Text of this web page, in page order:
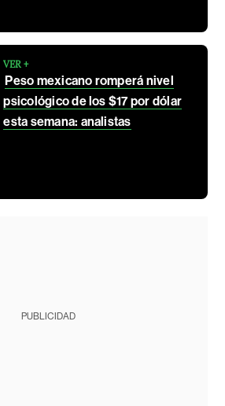
VER +
Peso mexicano romperá nivel
psicológico de los $17 por dólar
esta semana: analistas
PUBLICIDAD